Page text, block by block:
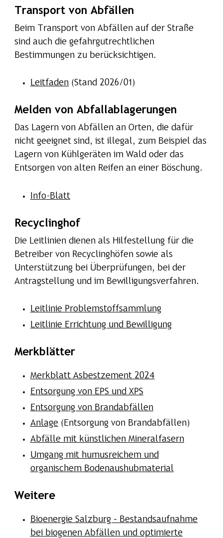
Transport von Abfällen
Beim Transport von Abfällen auf der Straße
sind auch die gefahrgutrechtlichen
Bestimmungen zu berücksichtigen.
Leitfaden(Stand 2026/01)
Melden von Abfallablagerungen
Das Lagern von Abfällen an Orten, die dafür
nicht geeignet sind, ist illegal, zum Beispiel das
Lagern von Kühlgeräten im Wald oder das
Entsorgen von alten Reifen an einer Böschung.
Info-Blatt
Recyclinghof
Die Leitlinien dienen als Hilfestellung für die
Betreiber von Recyclinghöfen sowie als
Unterstützung bei Überprüfungen, bei der
Antragstellung und im Bewilligungsverfahren.
Leitlinie Problemstoffsammlung
Leitlinie Errichtung und Bewilligung
Merkblätter
Merkblatt Asbestzement 2024
Entsorgung von EPS und XPS
Entsorgung von Brandabfällen
Anlage (Entsorgung von Brandabfällen)
Abfälle mit künstlichen Mineralfasern
Umgang ​mit humusreichem und
organischem Bodenaushubmaterial
Weitere
Bioenergie Salzburg – Bestandsaufnahme
bei biogenen Abfällen und optimierte